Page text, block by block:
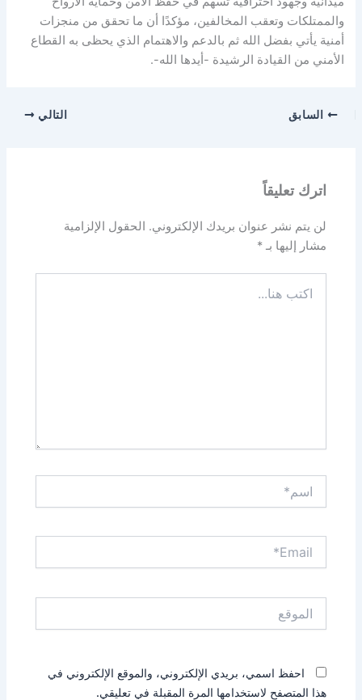
والممتلكات وتعقب المخالفين، مؤكدًا أن ما تحقق من منجزات
أمنية يأتي بفضل الله ثم بالدعم والاهتمام الذي يحظى به القطاع
الأمني من القيادة الرشيدة -أيدها الله-.
السابق التالي
اترك تعليقاً
لن يتم نشر عنوان بريدك الإلكتروني. الحقول الإلزامية
مشار إليها بـ*
هنا...
احفظ اسمي، بريدي الإلكتروني، والموقع الإلكتروني في
هذا المتصفح لاستخدامها المرة المقبلة في تعليقي.